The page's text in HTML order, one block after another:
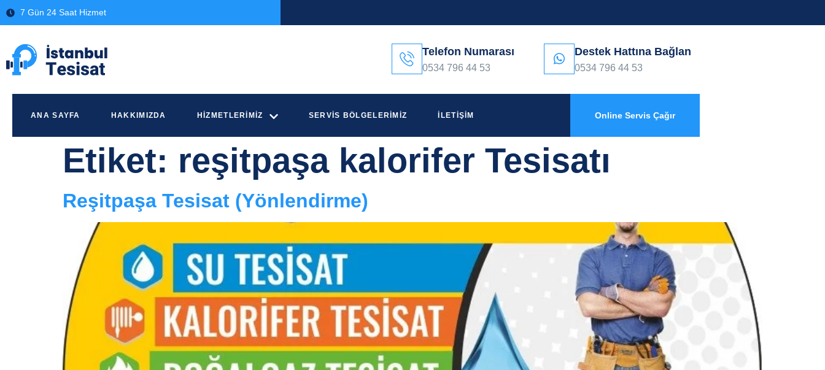
7 Gün 24 Saat Hizmet
Telefon Numarası
0534 796 44 53
Destek Hattına Bağlan
0534 796 44 53
ANA SAYFA HAKKIMIZDA HIZMETLERIMIZ SERVIS BÖLGELERIMIZ İLETIŞIM Online Servis Çağır
Etiket: reşitpaşa kalorifer Tesisatı
Reşitpaşa Tesisat (Yönlendirme)